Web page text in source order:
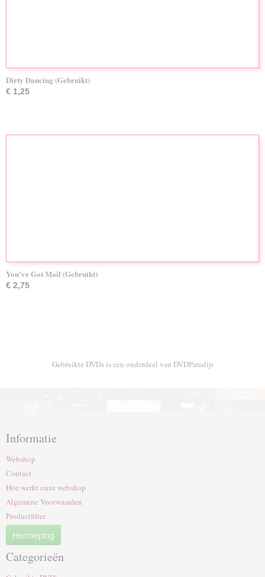
Dirty Dancing (Gebruikt)
€ 1,25
You've Got Mail (Gebruikt)
€ 2,75
Gebruikte DVDs is een onderdeel van DVDParadijs
Informatie
Webshop
Contact
Hoe werkt onze webshop
Algemene Voorwaarden
Productfilter
Herroeping
Categorieën